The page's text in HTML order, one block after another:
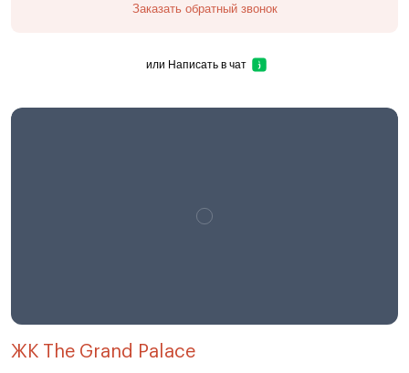
Заказать обратный звонок
или Написать в чат
ЖК The Grand Palace